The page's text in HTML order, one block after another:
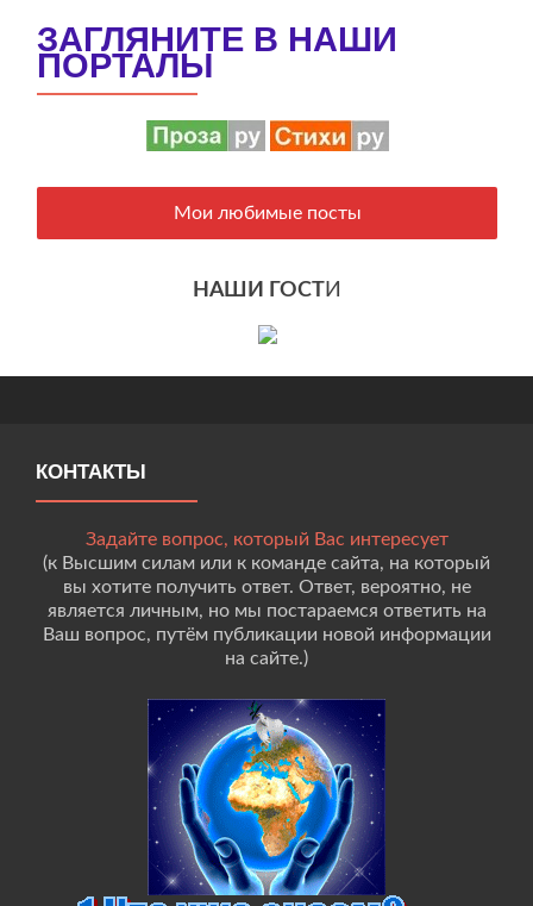
ЗАГЛЯНИТЕ В НАШИ
ПОРТАЛЫ
Мои любимые посты
НАШИ ГОСТИ
КОНТАКТЫ
Задайте вопрос, который Вас интересует
(к Высшим силам или к команде сайта, на который
вы хотите получить ответ. Ответ, вероятно, не
является личным, но мы постараемся ответить на
Ваш вопрос, путём публикации новой информации
на сайте.)